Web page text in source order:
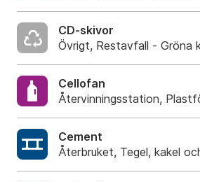
CD-skivor
Övrigt, Restavfall - Gröna
Cellofan
Återvinningsstation,
Cement
Återbruket, Tegel, kakel